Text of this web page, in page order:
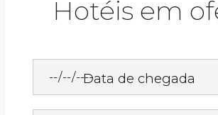
Hotéis em
Data de chegada